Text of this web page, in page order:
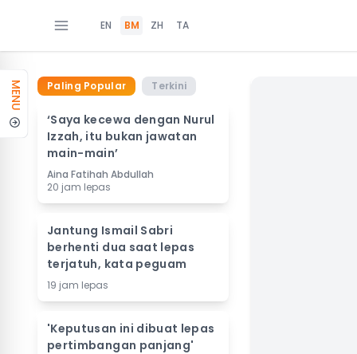
EN BM ZH TA
MENU Paling Popular Terkini
‘Saya kecewa dengan Nurul
Izzah, itu bukan jawatan
main-main’
Aina Fatihah Abdullah
20 jam lepas
Jantung Ismail Sabri
berhenti dua saat lepas
terjatuh, kata peguam
19 jam lepas
'Keputusan ini dibuat lepas
pertimbangan panjang'